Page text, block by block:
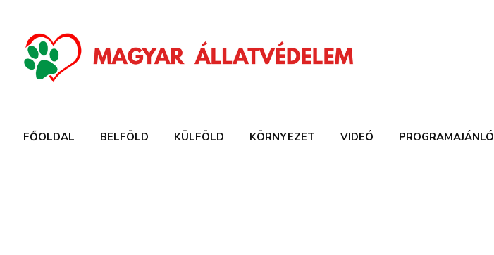
FŐOLDAL BELFÖLD KÜLFÖLD KÖRNYEZET VIDEÓ PROGRAMAJÁNLÓ